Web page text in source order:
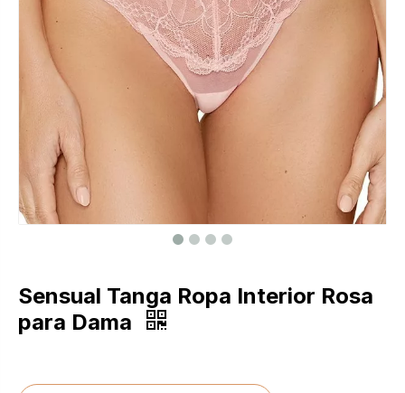
Sensual Tanga Ropa Interior Rosa
para Dama